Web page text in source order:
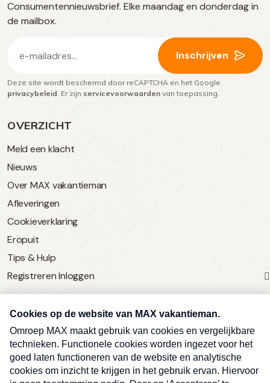
OVERZICHT
Meld een klacht
Nieuws
Over MAX vakantieman
Afleveringen
Cookieverklaring
Eropuit
Tips & Hulp
Registreren Inloggen
SERVICE
Over Omroep MAX
MAX Vandaag
MAX Meldpunt
media
Consumentennieuwsbrief. Elke maandag en donderdag in
de mailbox.
mailadres
(Vereist)
Inschrijven
Deze site wordt beschermd door reCAPTCHA en het Google
privacybeleid . Er zijn servicevoorwaarden van toepassing.